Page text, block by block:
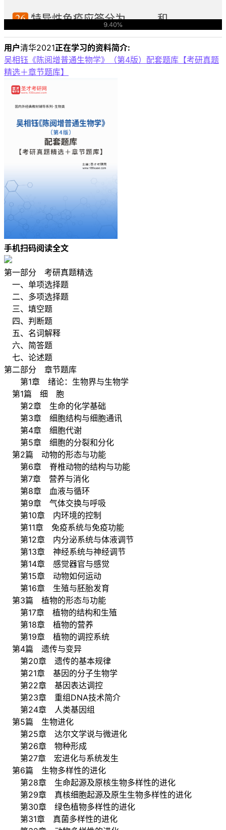
用户清华2021正在学习的资料简介:
吴相钰《陈阅增普通生物学》（第4版）配套题库【考研真题
精选＋章节题库】
手机扫码阅读全文
第一部分 考研真题精选
一、单项选择题
二、多项选择题
三、填空题
四、判断题
五、名词解释
六、简答题
七、论述题
第二部分 章节题库
第1章 绪论：生物界与生物学
第1篇 细 胞
第2章 生命的化学基础
第3章 细胞结构与细胞通讯
第4章 细胞代谢
第5章 细胞的分裂和分化
第2篇 动物的形态与功能
第6章 脊椎动物的结构与功能
第7章 营养与消化
第8章 血液与循环
第9章 气体交换与呼吸
第10章 内环境的控制
第11章 免疫系统与免疫功能
第12章 内分泌系统与体液调节
第13章 神经系统与神经调节
第14章 感觉器官与感觉
第15章 动物如何运动
第16章 生殖与胚胎发育
第3篇 植物的形态与功能
第17章 植物的结构和生殖
第18章 植物的营养
第19章 植物的调控系统
第4篇 遗传与变异
第20章 遗传的基本规律
第21章 基因的分子生物学
第22章 基因表达调控
第23章 重组DNA技术简介
第24章 人类基因组
第5篇 生物进化
第25章 达尔文学说与微进化
第26章 物种形成
第27章 宏进化与系统发生
第6篇 生物多样性的进化
第28章 生命起源及原核生物多样性的进化
第29章 真核细胞起源及原生生物多样性的进化
第30章 绿色植物多样性的进化
第31章 真菌多样性的进化